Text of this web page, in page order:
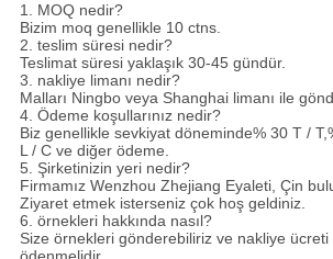
1. MOQ nedir?
Bizim moq genellikle 10 ctns.
2. teslim süresi nedir?
Teslimat süresi yaklaşık 30-45 gündür.
3. nakliye limanı nedir?
Malları Ningbo veya Shanghai limanı ile
4. Ödeme koşullarınız nedir?
Biz genellikle sevkiyat döneminde% 30 T /
L / C ve diğer ödeme.
5. Şirketinizin yeri nedir?
Firmamız Wenzhou Zhejiang Eyaleti, Çin
Ziyaret etmek isterseniz çok hoş geldiniz.
6. örnekleri hakkında nasıl?
Size örnekleri gönderebiliriz ve nakliye ücreti